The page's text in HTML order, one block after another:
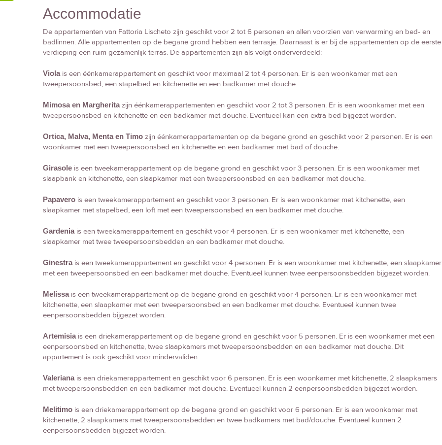
Accommodatie
De appartementen van Fattoria Lischeto zijn geschikt voor 2 tot 6 personen en allen voorzien van verwarming en bed- en
badlinnen. Alle appartementen op de begane grond hebben een terrasje. Daarnaast is er bij de appartementen op de eerste
verdieping een ruim gezamenlijk terras. De appartementen zijn als volgt onderverdeeld:
Violais een éénkamerappartement en geschikt voor maximaal 2 tot 4 personen. Er is een woonkamer met een
tweepersoonsbed, een stapelbed en kitchenette en een badkamer met douche.
Mimosa en Margheritazijn éénkamerappartementen en geschikt voor 2 tot 3 personen. Er is een woonkamer met een
tweepersoonsbed en kitchenette en een badkamer met douche. Eventueel kan een extra bed bijgezet worden.
Ortica, Malva, Menta en Timo zijn éénkamerappartementen op de begane grond en geschikt voor 2 personen. Er is een
woonkamer met een tweepersoonsbed en kitchenette en een badkamer met bad of douche.
Girasole is een tweekamerappartement op de begane grond en geschikt voor 3 personen. Er is een woonkamer met
slaapbank en kitchenette, een slaapkamer met een tweepersoonsbed en een badkamer met douche.
Papavero is een tweekamerappartement en geschikt voor 3 personen. Er is een woonkamer met kitchenette, een
slaapkamer met stapelbed, een loft met een tweepersoonsbed en een badkamer met douche.
Gardeniais een tweekamerappartement en geschikt voor 4 personen. Er is een woonkamer met kitchenette, een
slaapkamer met twee tweepersoonsbedden en een badkamer met douche.
Ginestrais een tweekamerappartement en geschikt voor 4 personen. Er is een woonkamer met kitchenette, een slaapkamer
met een tweepersoonsbed en een badkamer met douche. Eventueel kunnen twee eenpersoonsbedden bijgezet worden.
Melissais een tweekamerappartement op de begane grond en geschikt voor 4 personen. Er is een woonkamer met
kitchenette, een slaapkamer met een tweepersoonsbed en een badkamer met douche. Eventueel kunnen twee
eenpersoonsbedden bijgezet worden.
Artemisiais een driekamerappartement op de begane grond en geschikt voor 5 personen. Er is een woonkamer met een
eenpersoonsbed en kitchenette, twee slaapkamers met tweepersoonsbedden en een badkamer met douche. Dit
appartement is ook geschikt voor mindervaliden.
Valerianais een driekamerappartement en geschikt voor 6 personen. Er is een woonkamer met kitchenette, 2 slaapkamers
met tweepersoonsbedden en een badkamer met douche. Eventueel kunnen 2 eenpersoonsbedden bijgezet worden.
Melitimo is een driekamerappartement op de begane grond en geschikt voor 6 personen. Er is een woonkamer met
kitchenette, 2 slaapkamers met tweepersoonsbedden en twee badkamers met bad/douche. Eventueel kunnen 2
eenpersoonsbedden bijgezet worden.